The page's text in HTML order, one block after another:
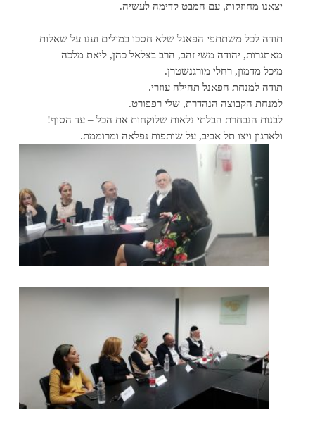
יצאנו מחוזקות, עם המבט קדימה לעשיה.
תודה לכל משתתפי הפאנל שלא חסכו במילים וענו על שאלות
מאתגרות, יהודה משי זהב, הרב בצלאל כהן, ליאת מלכה
מיכל מדמון, רחלי מורגנשטרן.
תודה למנחת הפאנל תהילה עוזרי.
למנחת הקבוצה הנהדרת, שלי רפפורט.
לבנות הנבחרת הבלתי נלאות שלוקחות את הכל – עד הסוף!
ולארגון ויצו תל אביב, על שותפות נפלאה ומרוממת.